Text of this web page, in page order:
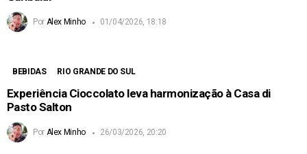
Por Alex Minho 01/04/2026, 18:18
BEBIDAS RIO GRANDE DO SUL
Experiência Cioccolato leva harmonização à Casa di
Pasto Salton
Por Alex Minho 26/03/2026, 20:20